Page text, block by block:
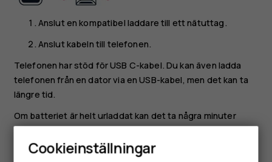
Anslut en kompatibel laddare till ett nätuttag.
Anslut kabeln till telefonen.
Telefonen har stöd för USB C-kabel. Du kan även ladda
telefonen från en dator via en USB-kabel, men det kan ta
längre tid.
Om batteriet är helt urladdat kan det ta några minuter
innan laddningsindikatorn visas.
Cookieinställningar